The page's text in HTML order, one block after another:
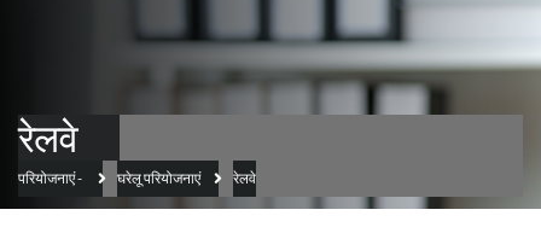
रेलवे
परियोजनाएं- घरेलू परियोजनाएं रेलवे